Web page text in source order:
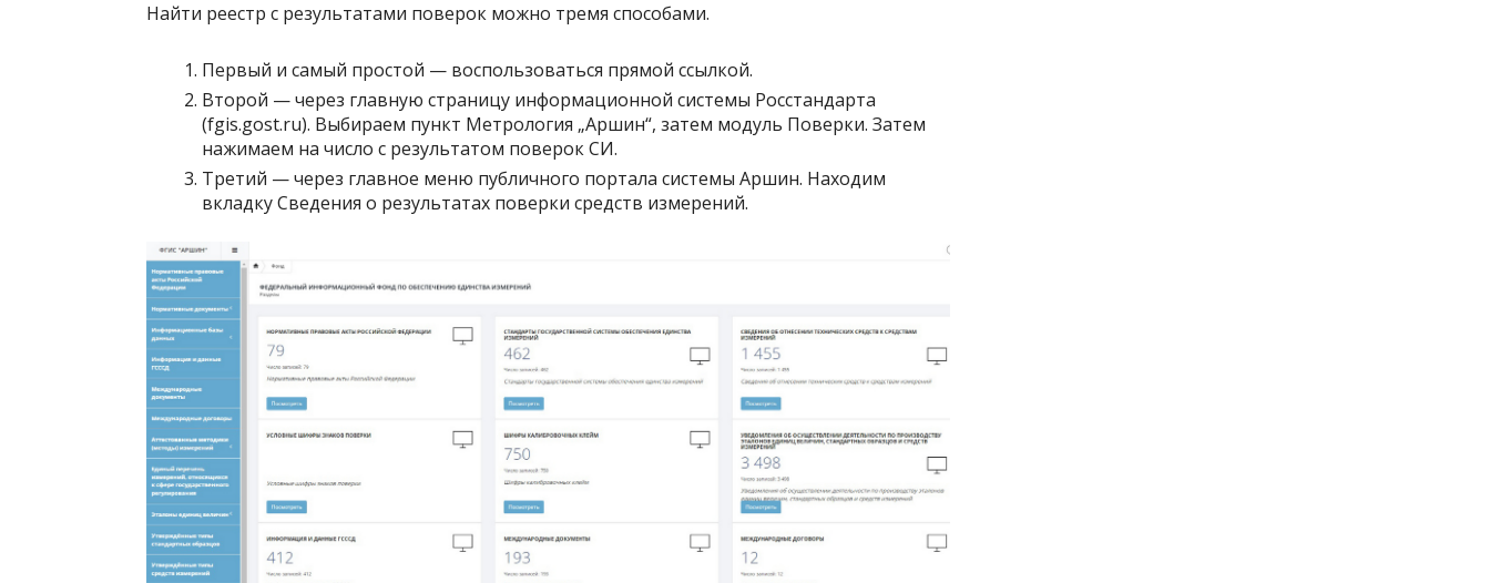
Найти реестр с результатами поверок можно тремя способами.
Первый и самый простой — воспользоваться прямой ссылкой.
Второй — через главную страницу информационной системы Росстандарта
(fgis.gost.ru). Выбираем пункт Метрология „Аршин“, затем модуль Поверки. Затем
нажимаем на число с результатом поверок СИ.
Третий — через главное меню публичного портала системы Аршин. Находим
вкладку Сведения о результатах поверки средств измерений.